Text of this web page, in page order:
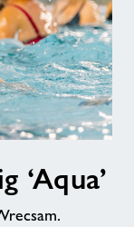
‘Aqua’